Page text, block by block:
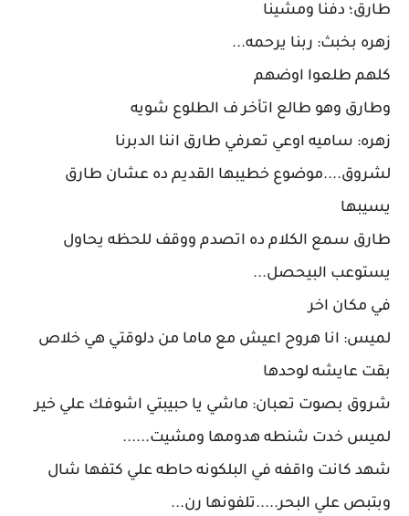
طارق؛ دفنا ومشينا
زهره بخبث: ربنا يرحمه...
كلهم طلعوا اوضهم
وطارق وهو طالع اتأخر ف الطلوع شويه
زهره: ساميه اوعي تعرفي طارق اننا الدبرنا
لشروق....موضوع خطيبها القديم ده عشان طارق
يسيبها
طارق سمع الكلام ده اتصدم ووقف للحظه يحاول
يستوعب البيحصل...
في مكان اخر
لميس: انا هروح اعيش مع ماما من دلوقتي هي خلاص
بقت عايشه لوحدها
شروق بصوت تعبان: ماشي يا حبيبتي اشوفك علي خير
لميس خدت شنطه هدومها ومشيت......
شهد كانت واقفه في البلكونه حاطه علي كتفها شال
وبتبص علي البحر.....تلفونها رن...